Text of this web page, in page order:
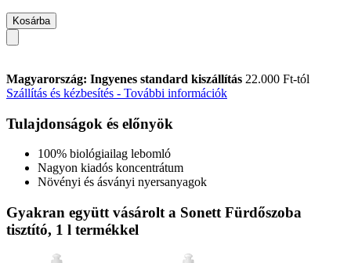
Kosárba
Magyarország: Ingyenes standard kiszállítás 22.000 Ft-tól
Szállítás és kézbesítés - További információk
Tulajdonságok és előnyök
100% biológiailag lebomló
Nagyon kiadós koncentrátum
Növényi és ásványi nyersanyagok
Gyakran együtt vásárolt a Sonett Fürdőszoba
tisztító, 1 l termékkel